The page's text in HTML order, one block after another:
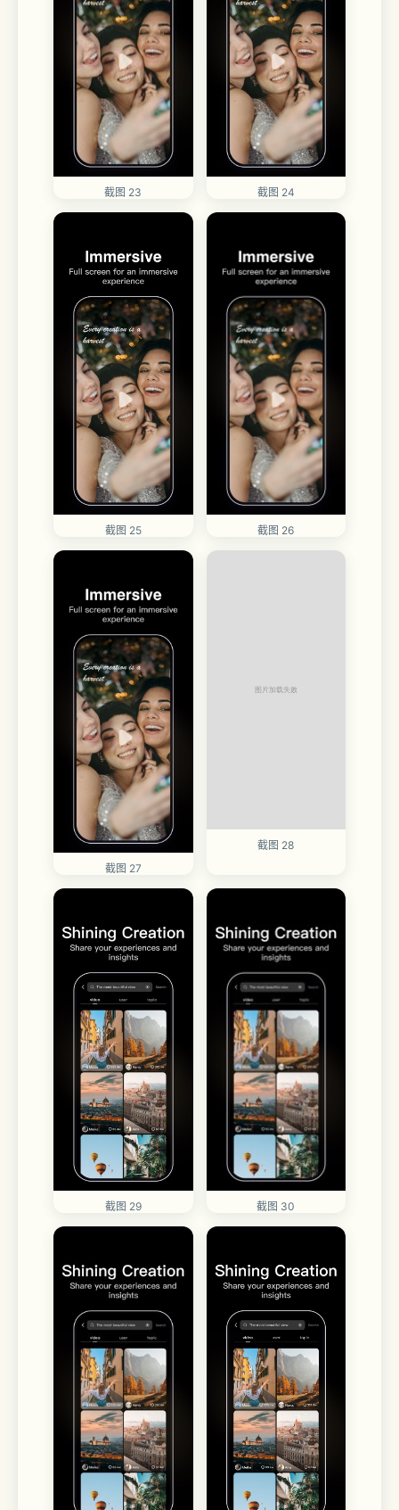
截图 23 截图 24
截图 25 截图 26
截图 27
截图 28
截图 29 截图 30